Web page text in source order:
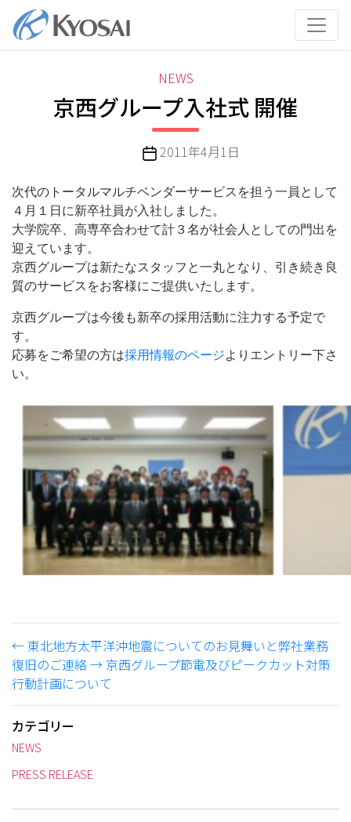
テ
カ
テ
ゴ
リ
ー
NEWS
京西グループ入社式 開催
投
日
2011年4月1日
次代のトータルマルチベンダーサービスを担う一員として
４月１日に新卒社員が入社しました。
大学院卒、高専卒合わせて計３名が社会人としての門出を
迎えています。
京西グループは新たなスタッフと一丸となり、引き続き良
質のサービスをお客様にご提供いたします。
京西グループは今後も新卒の採用活動に注力する予定で
す。
応募をご希望の方は採用情報のページよりエントリー下さ
い。
←東北地方太平洋沖地震についてのお見舞いと弊社業務
復旧のご連絡→京西グループ節電及びピークカット対策
行動計画について
カテゴリー
NEWS
PRESS RELEASE